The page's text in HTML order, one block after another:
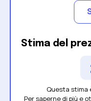
Stima del
Questa
Per saperne di più e